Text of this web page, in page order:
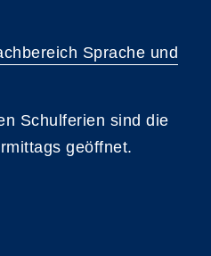
Sprache und
Schulferien sind die
geöffnet.